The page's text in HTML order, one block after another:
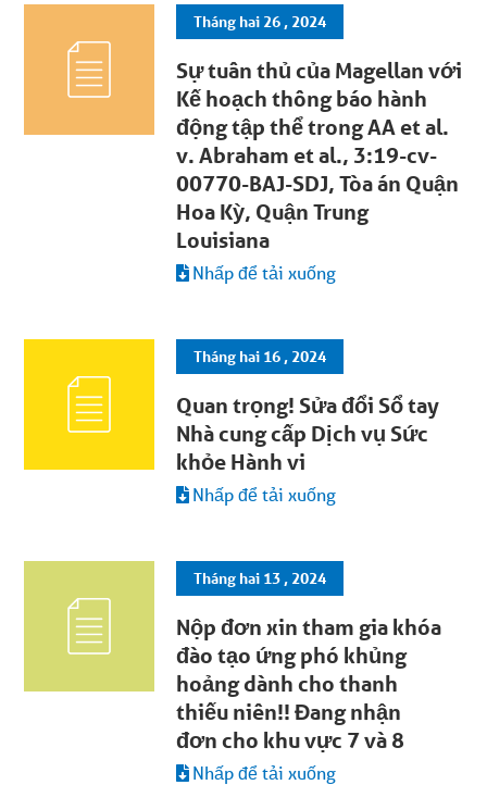
Tháng hai 26 , 2024
Sự tuân thủ của Magellan với
Kế hoạch thông báo hành
động tập thể trong AA et al.
v. Abraham et al., 3:19-cv-
00770-BAJ-SDJ, Tòa án Quận
Hoa Kỳ, Quận Trung
Louisiana
Nhấp để tải xuống
Tháng hai 16 , 2024
Quan trọng! Sửa đổi Sổ tay
Nhà cung cấp Dịch vụ Sức
khỏe Hành vi
Nhấp để tải xuống
Tháng hai 13 , 2024
Nộp đơn xin tham gia khóa
đào tạo ứng phó khủng
hoảng dành cho thanh
thiếu niên!! Đang nhận
đơn cho khu vực 7 và 8
Nhấp để tải xuống